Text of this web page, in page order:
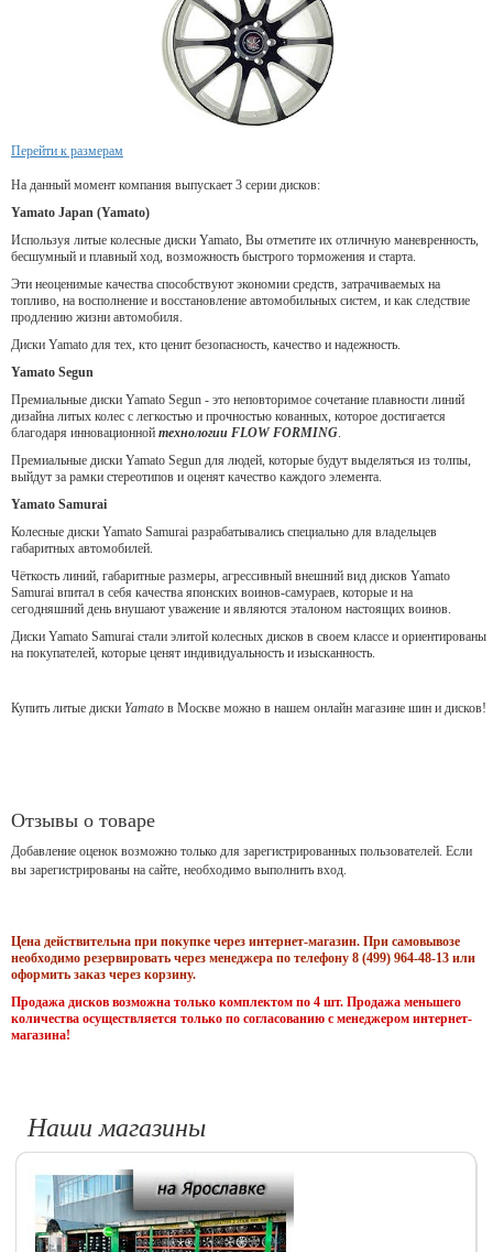
Перейти к размерам
На данный момент компания выпускает 3 серии дисков:
Yamato Japan (Yamato)
Используя литые колесные диски Yamato, Вы отметите их отличную маневренность,
бесшумный и плавный ход, возможность быстрого торможения и старта.
Эти неоценимые качества способствуют экономии средств, затрачиваемых на
топливо, на восполнение и восстановление автомобильных систем, и как следствие
продлению жизни автомобиля.
Диски Yamato для тех, кто ценит безопасность, качество и надежность.
Yamato Segun
Премиальные диски Yamato Segun - это неповторимое сочетание плавности линий
дизайна литых колес с легкостью и прочностью кованных, которое достигается
благодаря инновационной технологии FLOW FORMING.
Премиальные диски Yamato Segun для людей, которые будут выделяться из толпы,
выйдут за рамки стереотипов и оценят качество каждого элемента.
Yamato Samurai
Колесные диски Yamato Samurai разрабатывались специально для владельцев
габаритных автомобилей.
Чёткость линий, габаритные размеры, агрессивный внешний вид дисков Yamato
Samurai впитал в себя качества японских воинов-самураев, которые и на
сегодняшний день внушают уважение и являются эталоном настоящих воинов.
Диски Yamato Samurai стали элитой колесных дисков в своем классе и ориентированы
на покупателей, которые ценят индивидуальность и изысканность.
Купить литые диски Yamato в Москве можно в нашем онлайн магазине шин и дисков!
Отзывы о товаре
Добавление оценок возможно только для зарегистрированных пользователей. Если
вы зарегистрированы на сайте, необходимо выполнить вход.
Цена действительна при покупке через интернет-магазин. При самовывозе
необходимо резервировать через менеджера по телефону 8 (499) 964-48-13 или
оформить заказ через корзину.
Продажа дисков возможна только комплектом по 4 шт. Продажа меньшего
количества осуществляется только по согласованию с менеджером интернет-
магазина!
Наши магазины